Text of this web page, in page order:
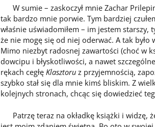
W sumie – zaskoczył mnie Zachar
tak bardzo mnie porwie. Tym bardziej
właśnie uświadomiłem – im jestem
że nie mogę się od niej oderwać. A tak było
Mimo niezbyt radosnej zawartości (choć w
dowcipu i błyskotliwości, a nawet
rękach cegłę Klasztoru z przyjemnością,
szybko stał się dla mnie kimś bliskim. Z
kolejnych stronach, chcąc się dowiedzieć
Patrzę teraz na okładkę książki i widzę,